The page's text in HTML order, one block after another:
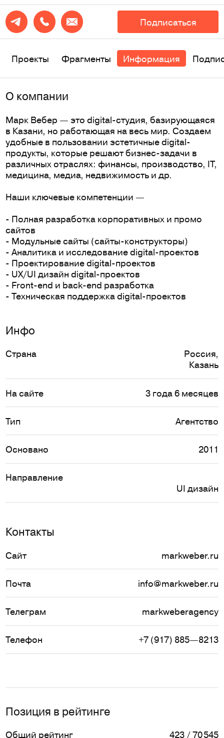
Подписаться
Проекты Фрагменты Информация
Инфо
Страна Россия,
Казань
На сайте 3 года 6 месяцев
Тип Агентство
Основано 2011
Направление
UI дизайн
Контакты
Сайт markweber.ru
Почта info@markweber.ru
Телеграм markweberagency
Телефон +7 (917) 885—8213
О компании
Марк Вебер — это digital-студия, базирующаяся
в Казани, но работающая на весь мир. Создаем
удобные в пользовании эстетичные digital-
продукты, которые решают бизнес-задачи в
различных отраслях: финансы, производство, IT,
медицина, медиа, недвижимость и др.
Наши ключевые компетенции —
- Полная разработка корпоративных и промо
сайтов
- Модульные сайты (сайты-конструкторы)
- Аналитика и исследование digital-проектов
- Проектирование digital-проектов
- UX/UI дизайн digital-проектов
- Front-end и back-end разработка
- Техническая поддержка digital-проектов
Позиция в рейтинге
Общий рейтинг 423 / 70 545